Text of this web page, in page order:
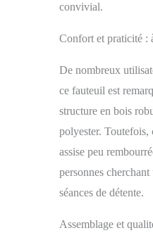
convivial.
Confort et praticité :
De nombreux
ce fauteuil est
structure en bois
polyester. Toutefois,
assise peu
personnes
séances de détente.
Assemblage et